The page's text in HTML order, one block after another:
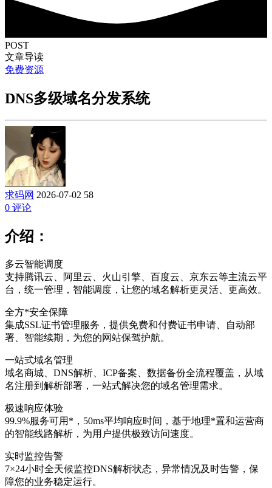
POST
文章导读
免费资源
DNS多级域名分发系统
求码网 2026-07-02 58
0 评论
介绍：
多云智能调度
支持腾讯云、阿里云、火山引擎、百度云、京东云等主流云平
台，统一管理，智能调度，让您的域名解析更灵活、更高效。
全方*安全保障
集成SSL证书管理服务，提供免费和付费证书申请、自动部
署、智能续期，为您的网站保驾护航。
一站式域名管理
域名商城、DNS解析、ICP备案、数据备份全流程覆盖，从域
名注册到解析部署，一站式解决您的域名管理需求。
极速响应体验
99.9%服务可用*，50ms平均响应时间，基于地理*置和运营商
的智能线路解析，为用户提供极致访问速度。
实时监控告警
7×24小时全天候监控DNS解析状态，异常情况及时告警，保
障您的业务稳定运行。